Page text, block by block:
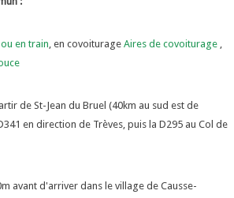
en train, en covoiturage Aires de covoiturage,
de St-Jean du Bruel (40km au sud est de
en direction de Trèves, puis la D295 au Col de
avant d'arriver dans le village de Causse-